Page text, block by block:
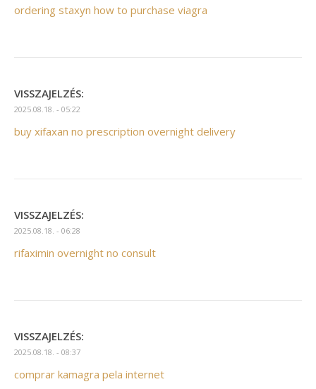
ordering staxyn how to purchase viagra
VISSZAJELZÉS:
2025.08.18. - 05:22
buy xifaxan no prescription overnight delivery
VISSZAJELZÉS:
2025.08.18. - 06:28
rifaximin overnight no consult
VISSZAJELZÉS:
2025.08.18. - 08:37
comprar kamagra pela internet